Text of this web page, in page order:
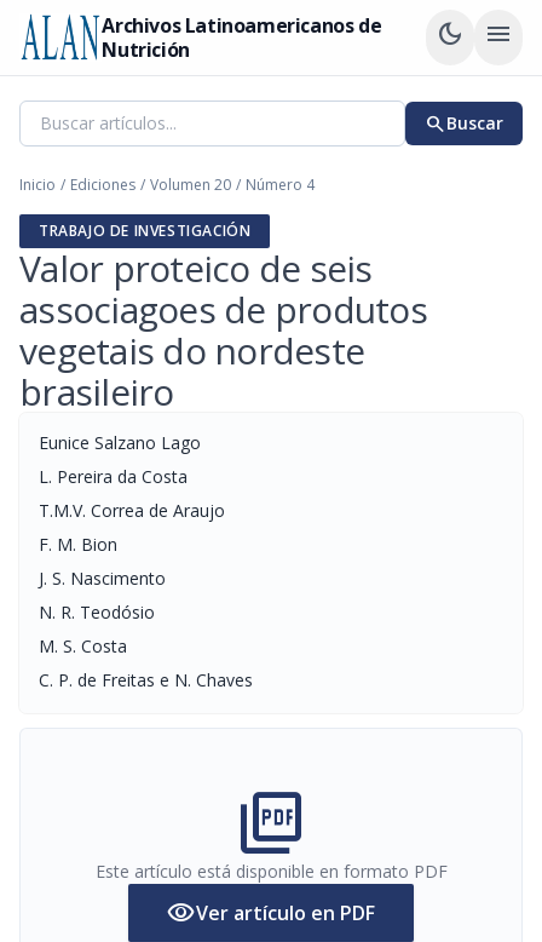
Archivos Latinoamericanos de
Nutrición
dark_mode menu
searchBuscar
Inicio / Ediciones / Volumen 20 / Número 4
TRABAJO DE INVESTIGACIÓN
Valor proteico de seis
associagoes de produtos
vegetais do nordeste
brasileiro
Eunice Salzano Lago
L. Pereira da Costa
T.M.V. Correa de Araujo
F. M. Bion
J. S. Nascimento
N. R. Teodósio
M. S. Costa
C. P. de Freitas e N. Chaves
picture_as_pdf
Este artículo está disponible en formato PDF
visibilityVer artículo en PDF